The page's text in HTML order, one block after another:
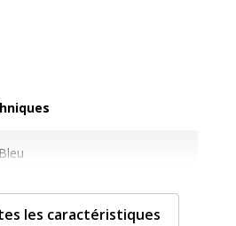
Bleu
les caractéristiques